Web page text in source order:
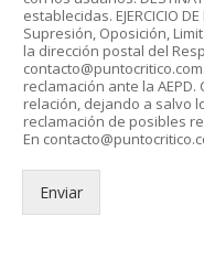
e
c
t
r
ó
n
i
c
.
d
o
R
G
P
D
*
establecidas. EJERCICIO
Supresión, Oposición,
la dirección postal del
reclamación ante la AEPD.
relación, dejando a salvo
reclamación de posibles
En
Enviar